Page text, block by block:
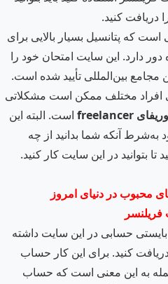
دریافت کنید.
که پتانسیل بسیار بالایی برای
دارد. این سایت امتحان خود را
بین‌المللی تأیید شده است.
افراد مختلف ممکن است مشکلاتی
وریفای freelancer است. البته این
آنکه شما بدانید از چه
بتوانید در این سایت کار کنید.
محبوب در دنیای امروز
حسابی در این سایت داشته
دریافت کنید. برای این کار حساب
به این معنی است که حساب